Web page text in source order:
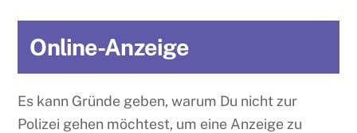
Online-Anzeige
Es kann Gründe geben, warum Du nicht zur
Polizei gehen möchtest, um eine Anzeige zu